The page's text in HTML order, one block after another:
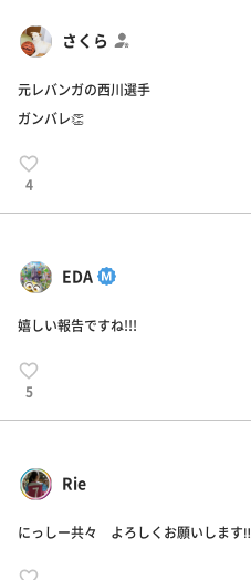
さくら
元レバンガの西川選手
ガンバレ👏
4
EDA
嬉しい報告ですね!!!
5
Rie
にっしー共々 よろしくお願いします‼️